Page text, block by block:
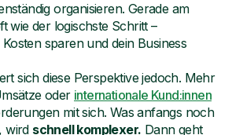
organisieren. Gerade am
wie der logischste Schritt –
sparen und dein Business
sich diese Perspektive jedoch. Mehr
oder internationale Kund:innen
mit sich. Was anfangs noch
wird schnell komplexer. Dann geht